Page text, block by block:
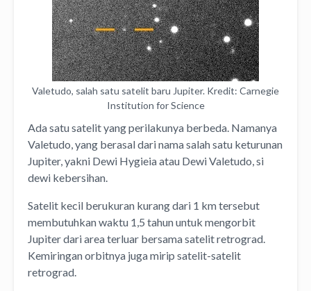
Valetudo, salah satu satelit baru Jupiter. Kredit: Carnegie
Institution for Science
Ada satu satelit yang perilakunya berbeda. Namanya
Valetudo, yang berasal dari nama salah satu keturunan
Jupiter, yakni Dewi Hygieia atau Dewi Valetudo, si
dewi kebersihan.
Satelit kecil berukuran kurang dari 1 km tersebut
membutuhkan waktu 1,5 tahun untuk mengorbit
Jupiter dari area terluar bersama satelit retrograd.
Kemiringan orbitnya juga mirip satelit-satelit
retrograd.